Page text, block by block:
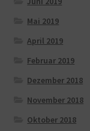
Mai 2019
April 2019
Februar 2019
Dezember 2018
November 2018
Oktober 2018